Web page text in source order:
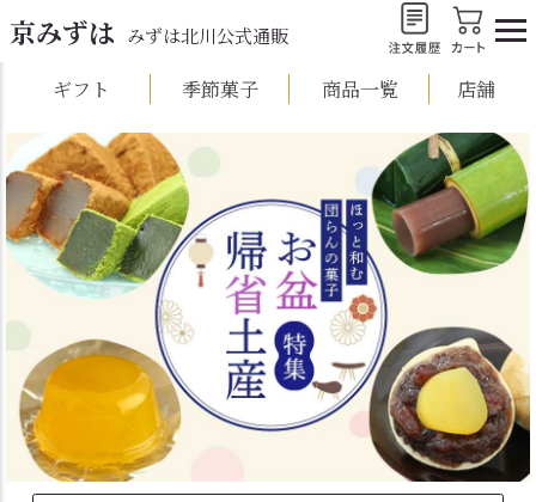
京みずは みずは北川公式通販
ギフト 季節菓子 商品一覧 店舗